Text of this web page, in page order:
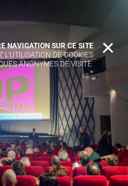
NAVIGATION SUR CE SITE
L’UTILISATION DE COOKIES
ANONYMES DE VISITE.
X